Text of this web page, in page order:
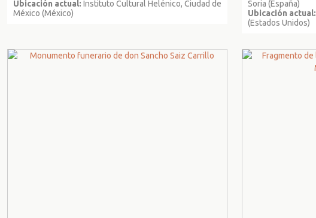
Ubicación actual: Instituto Cultural Helénico, Ciudad de
México (México)
Soria (España)
Ubicación actual:
(Estados Unidos)